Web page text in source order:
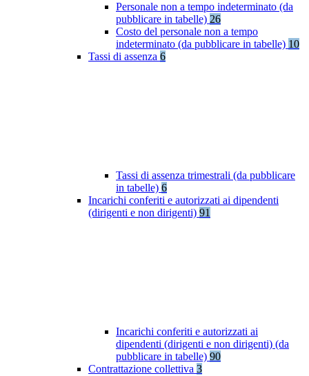
Personale non a tempo indeterminato (da
pubblicare in tabelle) 26
Costo del personale non a tempo
indeterminato (da pubblicare in tabelle) 10
Tassi di assenza 6
Tassi di assenza trimestrali (da pubblicare
in tabelle) 6
Incarichi conferiti e autorizzati ai dipendenti
(dirigenti e non dirigenti) 91
Incarichi conferiti e autorizzati ai
dipendenti (dirigenti e non dirigenti) (da
pubblicare in tabelle) 90
Contrattazione collettiva 3